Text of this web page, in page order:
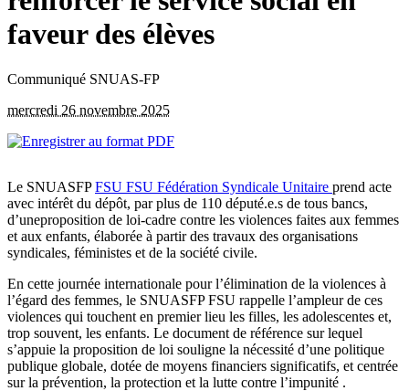
faveur des élèves
Communiqué SNUAS-FP
mercredi 26 novembre 2025
Le SNUASFPFSU FSU Fédération Syndicale Unitaire prend acte
avec intérêt du dépôt, par plus de 110 député.e.s de tous bancs,
d’uneproposition de loi-cadre contre les violences faites aux femmes
et aux enfants, élaborée à partir des travaux des organisations
syndicales, féministes et de la société civile.
En cette journée internationale pour l’élimination de la violences à
l’égard des femmes, le SNUASFP FSU rappelle l’ampleur de ces
violences qui touchent en premier lieu les filles, les adolescentes et,
trop souvent, les enfants. Le document de référence sur lequel
s’appuie la proposition de loi souligne la nécessité d’une politique
publique globale, dotée de moyens financiers significatifs, et centrée
sur la prévention, la protection et la lutte contre l’impunité .